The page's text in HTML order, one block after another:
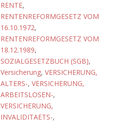
RENTE,
RENTENREFORMGESETZ VOM
16.10.1972,
RENTENREFORMGESETZ VOM
18.12.1989,
SOZIALGESETZBUCH (SGB),
Versicherung, VERSICHERUNG,
ALTERS-, VERSICHERUNG,
ARBEITSLOSEN-,
VERSICHERUNG,
INVALIDITAETS-,